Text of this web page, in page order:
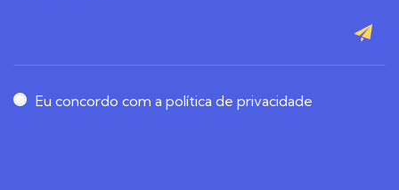
Eu concordo com a política de privacidade